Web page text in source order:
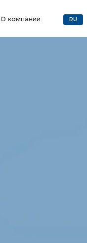
О компании RU